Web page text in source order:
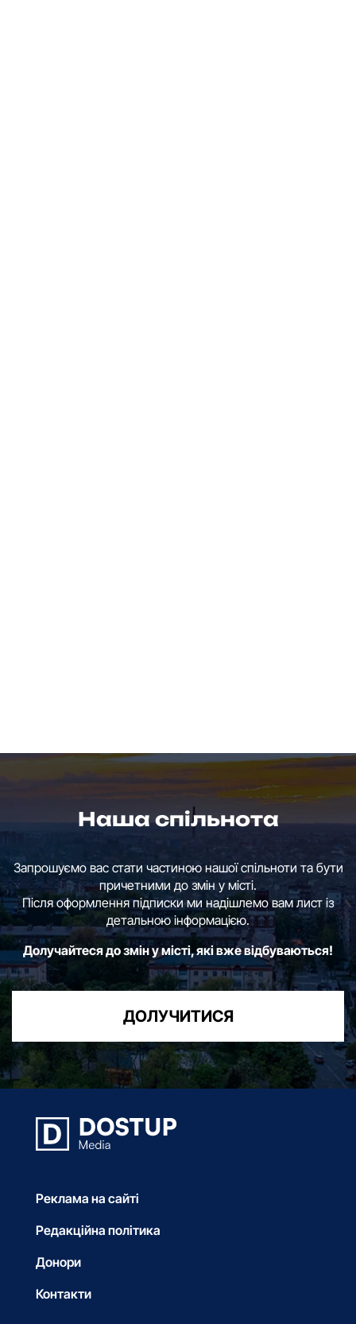
Наша спільнота
Запрошуємо вас стати частиною нашої спільноти та бути
причетними до змін у місті.
Після оформлення підписки ми надішлемо вам лист із
детальною інформацією.
Долучайтеся до змін у місті, які вже відбуваються!
ДОЛУЧИТИСЯ
Реклама на сайті
Редакційна політика
Донори
Контакти